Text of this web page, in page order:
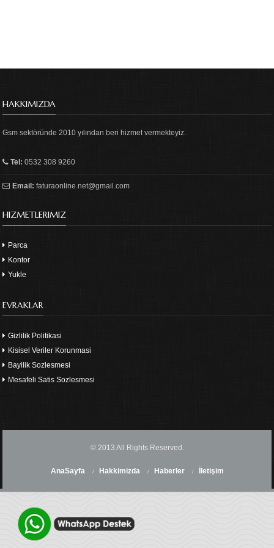
HAKKIMIZDA
Gsm sektöründe 2010 yılından beri hizmet vermekteyiz.
Tel: 0532 308 9260
Email: faturaonline.net@gmail.com
HIZMETLERIMIZ
Parca
Kontor
Yukle
EVRAKLAR
Gizlilik Politikasi
Kisisel Veriler Korunmasi
Bayilik Sozlesmesi
Mesafeli Satis Sozlesmesi
© 2013 All Rights Reserved.
AnaSayfa Hakkimizda Haberler İletişim